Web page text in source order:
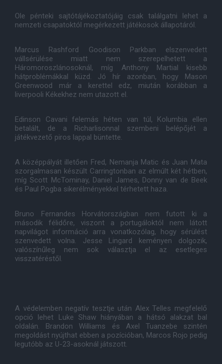
Ole pénteki sajtótájékoztatójáig csak találgatni lehet a
nemzeti csapatoktól megérkezett játékosok állapotáról.
Marcus Rashford Goodison Parkban elszenvedett
vállsérülése miatt nem szerepelhetett a
Háromoroszlánosoknál, míg Anthony Martial kisebb
hátproblémákkal küzd. Jó hír azonban, hogy Mason
Greenwood már a kerettel edz, miután korábban a
liverpooli Kékekhez nem utazott el.
Edinson Cavani felemás héten van túl, Kolumbia ellen
betalált, de a Richarlisonnal szembeni belépőjét a
játékvezető piros lappal büntette.
A középpályát illetően Fred, Nemanja Matic és Juan Mata
szorgalmasan készült Carringtonban az elmúlt két hétben,
míg Scott McTominay, Daniel James, Donny van de Beek
és Paul Pogba sikerélményekkel térhetett haza.
Bruno Fernandes Horvátországban nem futott ki a
második félidőre, viszont a portugáloktól nem látott
napvilágot információ arra vonatkozólag, hogy sérülést
szenvedett volna. Jesse Lingard keményen dolgozik,
valószínűleg nem sok választja el az esetleges
visszatéréstől.
A védelemben negatív tesztje után Alex Telles megfelelő
opció lehet Luke Shaw hiányában a hátsó alakzat bal
oldalán. Brandon Williams és Axel Tuanzebe szintén
megoldást nyújthat ebben a pozícióban, Marcos Rojo pedig
legutóbb az U-23-asoknál játszott.